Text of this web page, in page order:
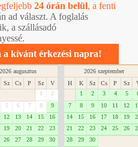
24 órán belül, a fenti
ad választ. A foglalás
a szállásadó
kívánt érkezési napra!
2026 augusztus
Sz Cs P Sz
V
1
2
5 6 7 8
9
12 13 14 15
16
19 20 21 22
23
26 27 28 29
30
2026 szeptember
H
K Sz Cs P Sz
1
2 3 4 5
7
8 9 10 11 12
14
15 16 17 18 19
21
22 23 24 25 26
28
29 30